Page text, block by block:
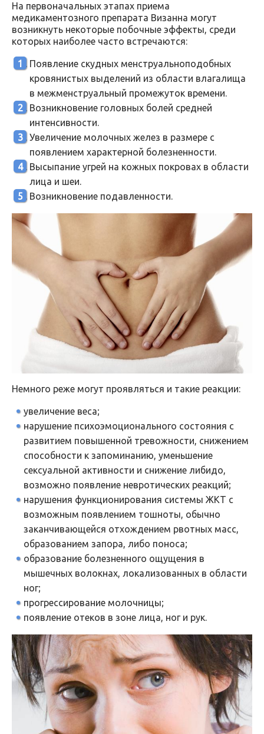
На первоначальных этапах приема
медикаментозного препарата Визанна могут
возникнуть некоторые побочные эффекты, среди
которых наиболее часто встречаются:
Появление скудных менструальноподобных
кровянистых выделений из области влагалища
в межменструальный промежуток времени.
Возникновение головных болей средней
интенсивности.
Увеличение молочных желез в размере с
появлением характерной болезненности.
Высыпание угрей на кожных покровах в области
лица и шеи.
Возникновение подавленности.
Немного реже могут проявляться и такие реакции:
увеличение веса;
нарушение психоэмоционального состояния с
развитием повышенной тревожности, снижением
способности к запоминанию, уменьшение
сексуальной активности и снижение либидо,
возможно появление невротических реакций;
нарушения функционирования системы ЖКТ с
возможным появлением тошноты, обычно
заканчивающейся отхождением рвотных масс,
образованием запора, либо поноса;
образование болезненного ощущения в
мышечных волокнах, локализованных в области
ног;
прогрессирование молочницы;
появление отеков в зоне лица, ног и рук.